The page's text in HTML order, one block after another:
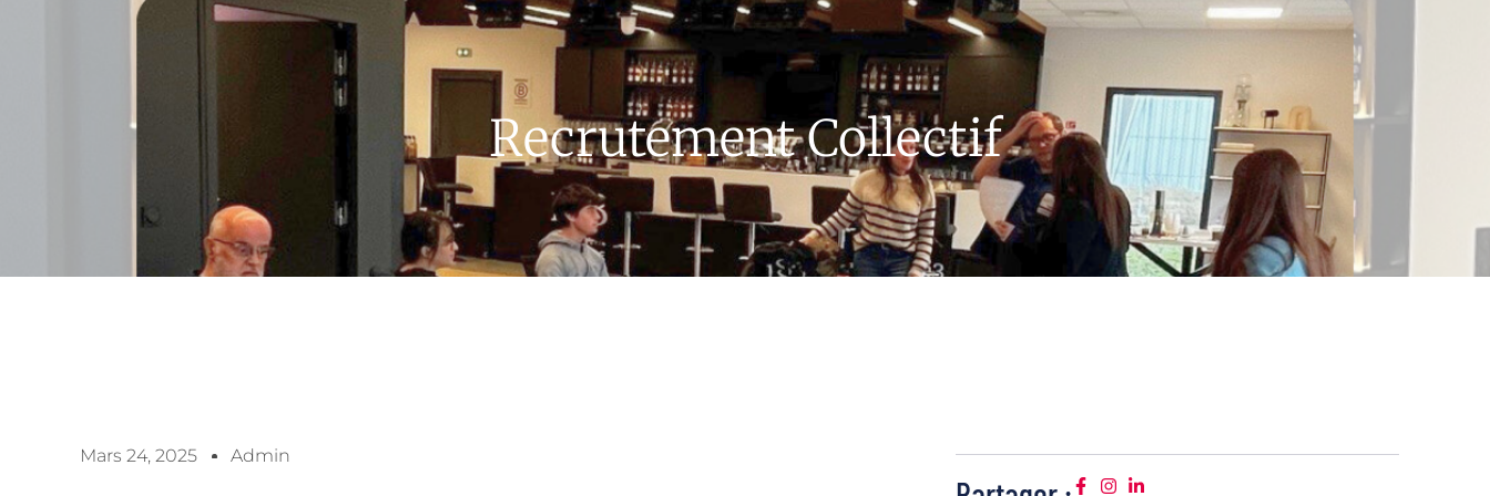
Recrutement Collectif
Mars 24, 2025 Admin